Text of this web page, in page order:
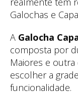
Galochas e
A Galocha
composta por
Maiores e
escolher a
funcionalidade.